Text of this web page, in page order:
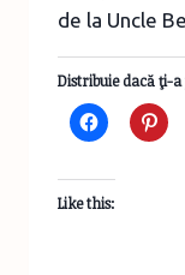
de la Uncle
Distribuie dacă ţi-
Like this: